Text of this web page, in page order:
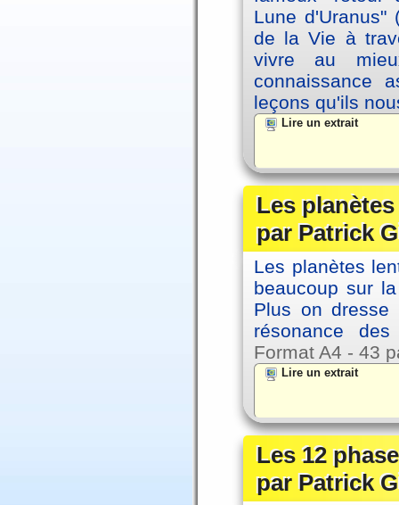
Lune d'Uranus"
de la Vie à
vivre au
connaissance
leçons qu'ils
Lire un extrait
Les
par Patrick
Les planètes
beaucoup sur
Plus on dresse
résonance
Format A4 - 43
Lire un extrait
Les 12
par Patrick